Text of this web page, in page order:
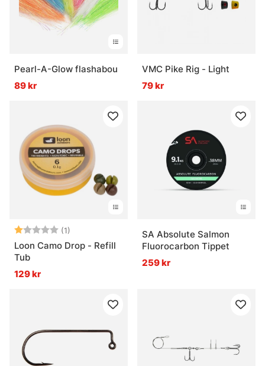
Pearl-A-Glow flashabou
89 kr
VMC Pike Rig - Light
79 kr
Betyg: (1)
1.0 utav 5 stjärnor
Loon Camo Drop - Refill
Tub
129 kr
SA Absolute Salmon
Fluorocarbon Tippet
259 kr